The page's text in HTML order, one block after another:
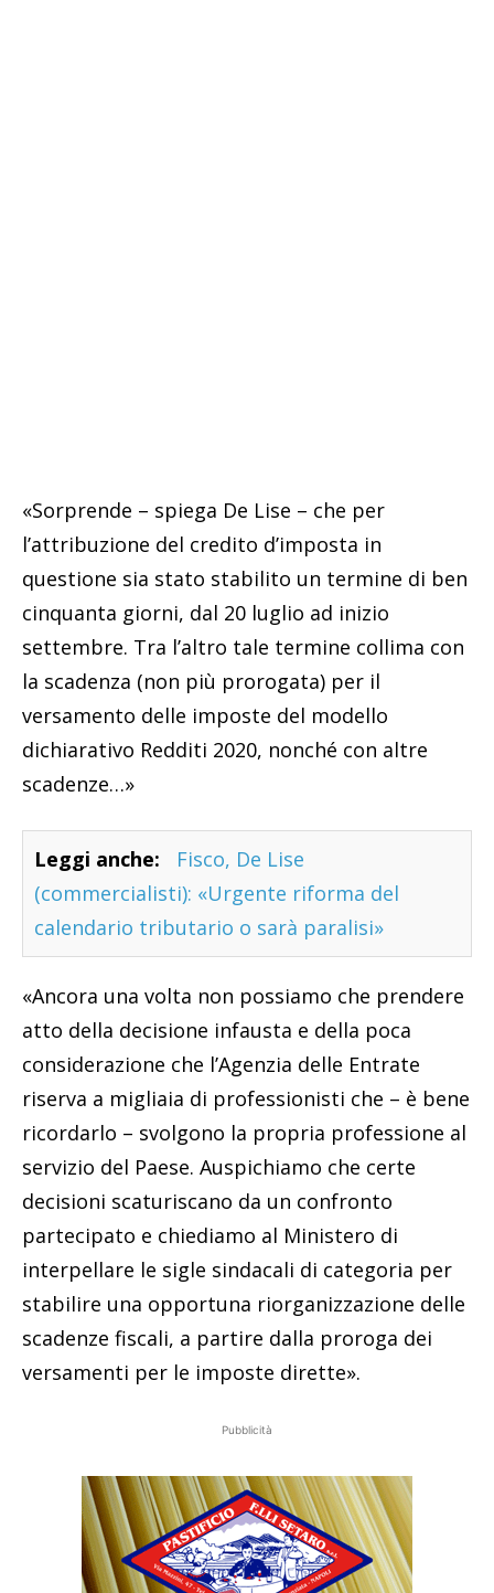
«Sorprende – spiega De Lise – che per
l’attribuzione del credito d’imposta in
questione sia stato stabilito un termine di ben
cinquanta giorni, dal 20 luglio ad inizio
settembre. Tra l’altro tale termine collima con
la scadenza (non più prorogata) per il
versamento delle imposte del modello
dichiarativo Redditi 2020, nonché con altre
scadenze…»
Leggi anche:
Fisco, De Lise
(commercialisti): «Urgente riforma del
calendario tributario o sarà paralisi»
«Ancora una volta non possiamo che prendere
atto della decisione infausta e della poca
considerazione che l’Agenzia delle Entrate
riserva a migliaia di professionisti che – è bene
ricordarlo – svolgono la propria professione al
servizio del Paese. Auspichiamo che certe
decisioni scaturiscano da un confronto
partecipato e chiediamo al Ministero di
interpellare le sigle sindacali di categoria per
stabilire una opportuna riorganizzazione delle
scadenze fiscali, a partire dalla proroga dei
versamenti per le imposte dirette».
Pubblicità